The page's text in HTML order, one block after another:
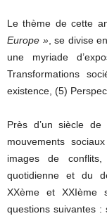
Le thème de cette
Europe », se divise
une myriade
Transformations
existence, (5)
Près d’un siècle de
mouvements
images de
quotidienne et du
XXème et XXIème
questions suivantes :